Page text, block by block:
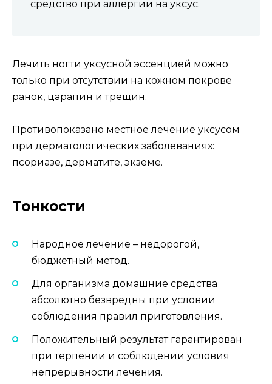
средство при аллергии на уксус.
Лечить ногти уксусной эссенцией можно
только при отсутствии на кожном покрове
ранок, царапин и трещин.
Противопоказано местное лечение уксусом
при дерматологических заболеваниях:
псориазе, дерматите, экземе.
Тонкости
Народное лечение – недорогой,
бюджетный метод.
Для организма домашние средства
абсолютно безвредны при условии
соблюдения правил приготовления.
Положительный результат гарантирован
при терпении и соблюдении условия
непрерывности лечения.